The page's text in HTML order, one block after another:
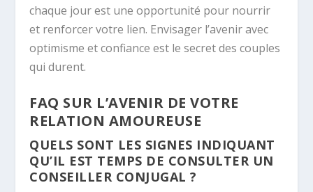
chaque jour est une opportunité pour nourrir
et renforcer votre lien. Envisager l’avenir avec
optimisme et confiance est le secret des couples
qui durent.
FAQ SUR L’AVENIR DE VOTRE
RELATION AMOUREUSE
QUELS SONT LES SIGNES INDIQUANT
QU’IL EST TEMPS DE CONSULTER UN
CONSEILLER CONJUGAL ?